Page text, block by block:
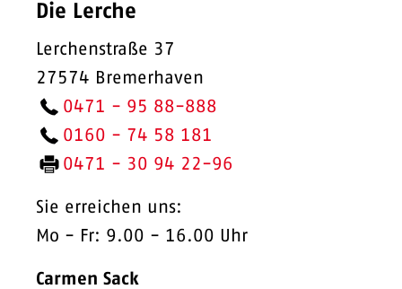
Die Lerche
Lerchenstraße 37
27574 Bremerhaven
0471 - 95 88-888
0160 - 74 58 181
0471 - 30 94 22-96
Sie erreichen uns:
Mo - Fr: 9.00 - 16.00 Uhr
Carmen Sack